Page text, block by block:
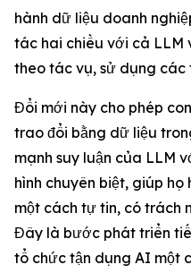
hành dữ liệu doanh
tác hai chiều với cả LLM
theo tác vụ, sử dụng các
Đổi mới này cho phép
trao đổi bằng dữ liệu
mạnh suy luận của LLM
hình chuyên biệt, giúp
một cách tự tin, có trách
Đây là bước phát triển
tổ chức tận dụng AI một